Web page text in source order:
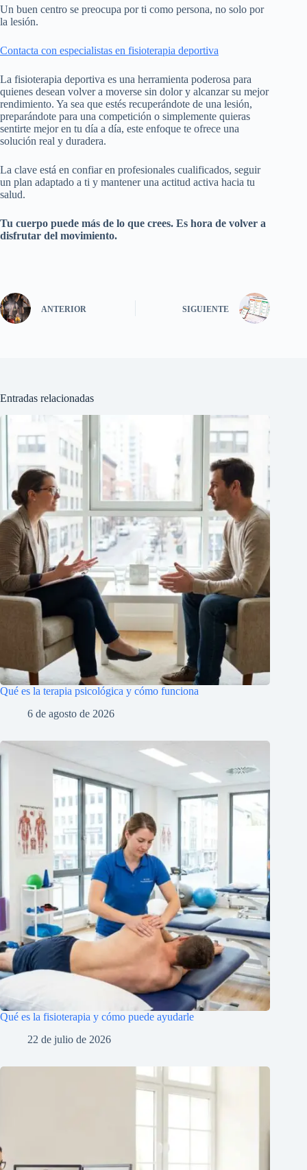
Un buen centro se preocupa por ti como persona, no solo por
la lesión.
Contacta con especialistas en fisioterapia deportiva
La fisioterapia deportiva es una herramienta poderosa para
quienes desean volver a moverse sin dolor y alcanzar su mejor
rendimiento. Ya sea que estés recuperándote de una lesión,
preparándote para una competición o simplemente quieras
sentirte mejor en tu día a día, este enfoque te ofrece una
solución real y duradera.
La clave está en confiar en profesionales cualificados, seguir
un plan adaptado a ti y mantener una actitud activa hacia tu
salud.
Tu cuerpo puede más de lo que crees. Es hora de volver a
disfrutar del movimiento.
ANTERIOR SIGUIENTE
Entradas relacionadas
Qué es la terapia psicológica y cómo funciona
6 de agosto de 2026
Qué es la fisioterapia y cómo puede ayudarle
22 de julio de 2026